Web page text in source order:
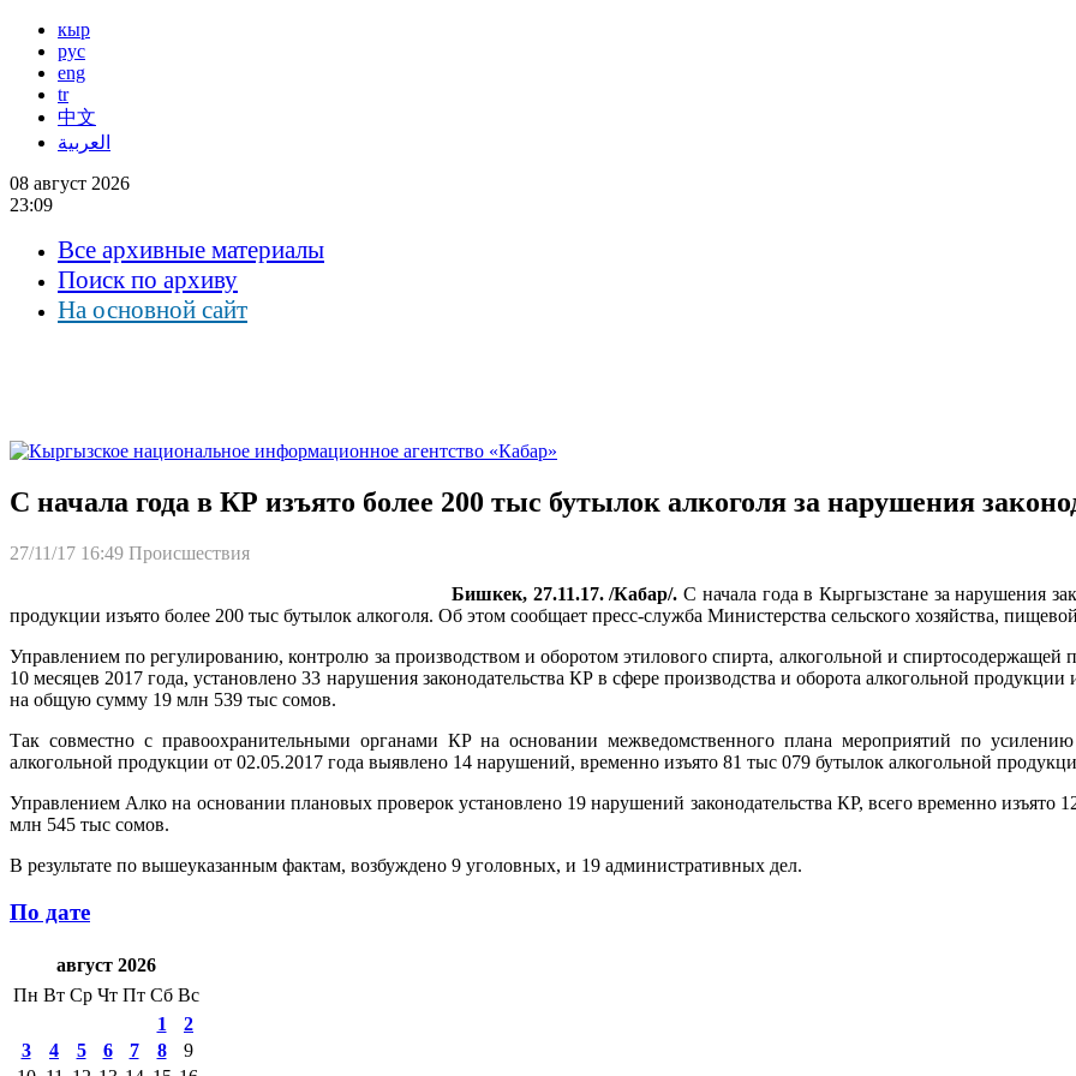
кыр
рус
eng
tr
中文
العربية
08 август 2026
23:09
Все архивные материалы
Поиск по архиву
На основной сайт
С начала года в КР изъято более 200 тыс бутылок алкоголя за нарушения
27/11/17 16:49 Происшествия
Бишкек, 27.11.17. /Кабар/. С начала года в Кыргызстане за нарушения
продукции изъято более 200 тыс бутылок алкоголя. Об этом сообщает пресс-служба Министерства сельского хозяйства,
Управлением по регулированию, контролю за производством и оборотом этилового спирта, алкогольной и
10 месяцев 2017 года, установлено 33 нарушения законодательства КР в сфере производства и оборота алкогольной
на общую сумму 19 млн 539 тыс сомов.
Так совместно с правоохранительными органами КР на основании межведомственного плана мероприятий по
алкогольной продукции от 02.05.2017 года выявлено 14 нарушений, временно изъято 81 тыс 079 бутылок алкогольной
Управлением Алко на основании плановых проверок установлено 19 нарушений законодательства КР, всего временно
млн 545 тыс сомов.
В результате по вышеуказанным фактам, возбуждено 9 уголовных, и 19 административных дел.
По дате
август 2026
Пн Вт Ср Чт Пт Сб Вс
1
2
3
4 5 6 7 8
9